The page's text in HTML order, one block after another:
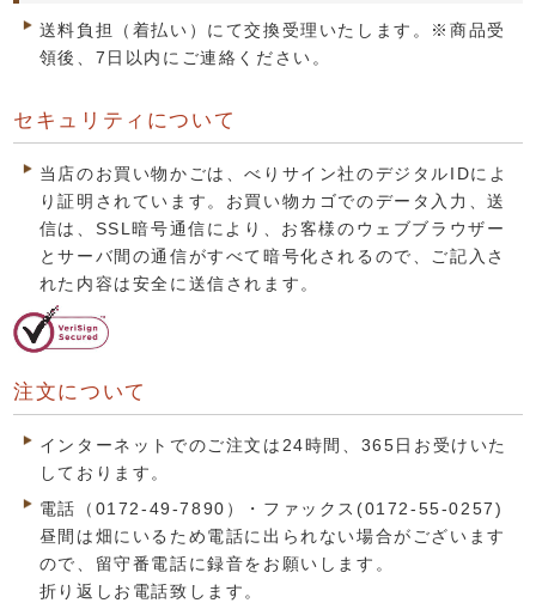
送料負担（着払い）にて交換受理いたします。※商品受
領後、7日以内にご連絡ください。
セキュリティについて
当店のお買い物かごは、べりサイン社のデジタルIDによ
り証明されています。お買い物カゴでのデータ入力、送
信は、SSL暗号通信により、お客様のウェブブラウザー
とサーバ間の通信がすべて暗号化されるので、ご記入さ
れた内容は安全に送信されます。
注文について
インターネットでのご注文は24時間、365日お受けいた
しております。
電話（0172-49-7890）・ファックス(0172-55-0257)
昼間は畑にいるため電話に出られない場合がございます
ので、留守番電話に録音をお願いします。
折り返しお電話致します。